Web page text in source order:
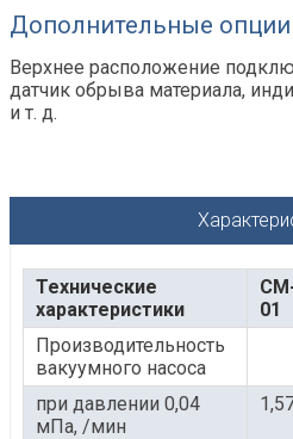
Дополнительные опции
Верхнее расположение
датчик обрыва материала,
и т. д.
Технические
характеристики
01
Производительность
вакуумного насоса
при давлении 0,04
мПа, /мин